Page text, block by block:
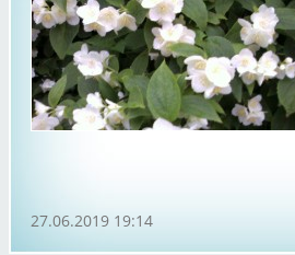
27.06.2019 19:14